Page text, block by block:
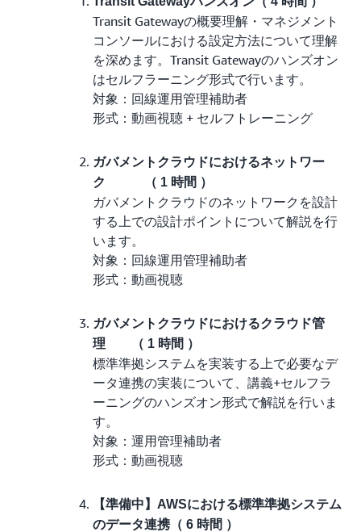
Transit Gatewayの概要理解・マネジメント
コンソールにおける設定方法について理解
を深めます。Transit Gatewayのハンズオン
はセルフラーニング形式で行います。
対象：回線運用管理補助者
形式：動画視聴 + セルフトレーニング
ガバメントクラウドにおけるネットワー
ク （ 1 時間 ）
ガバメントクラウドのネットワークを設計
する上での設計ポイントについて解説を行
います。
対象：回線運用管理補助者
形式：動画視聴
ガバメントクラウドにおけるクラウド管
理 （ 1 時間 ）
標準準拠システムを実装する上で必要なデ
ータ連携の実装について、講義+セルフラ
ーニングのハンズオン形式で解説を行いま
す。
対象：運用管理補助者
形式：動画視聴
【準備中】AWSにおける標準準拠システム
のデータ連携（ 6 時間 ）